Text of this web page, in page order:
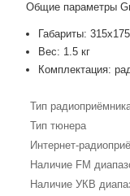
Общие параметры
Габариты:
Вес: 1.5 кг
Комплектация:
Тип
Тип тюнера
Интернет-
Наличие FM
Наличие УКВ